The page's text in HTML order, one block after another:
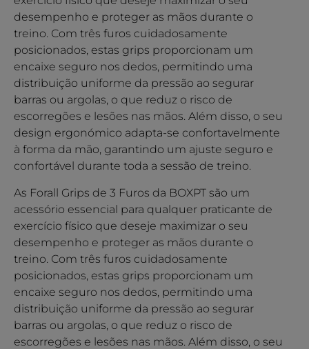
desempenho e proteger as mãos durante o
treino. Com três furos cuidadosamente
posicionados, estas grips proporcionam um
encaixe seguro nos dedos, permitindo uma
distribuição uniforme da pressão ao segurar
barras ou argolas, o que reduz o risco de
escorregões e lesões nas mãos. Além disso, o seu
design ergonómico adapta-se confortavelmente
à forma da mão, garantindo um ajuste seguro e
confortável durante toda a sessão de treino.
As Forall Grips de 3 Furos da BOXPT são um
acessório essencial para qualquer praticante de
exercício físico que deseje maximizar o seu
desempenho e proteger as mãos durante o
treino. Com três furos cuidadosamente
posicionados, estas grips proporcionam um
encaixe seguro nos dedos, permitindo uma
distribuição uniforme da pressão ao segurar
barras ou argolas, o que reduz o risco de
escorregões e lesões nas mãos. Além disso, o seu